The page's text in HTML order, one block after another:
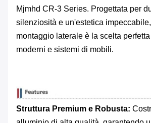
Mjmhd CR-3 Series. Progettata per
silenziosità e un'estetica
montaggio laterale è la scelta
moderni e sistemi di mobili.
Struttura Premium e Robusta: